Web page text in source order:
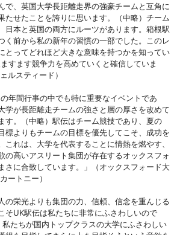
で、英国大学長距離走界の強豪チームと互角に
たせたことを誇りに思います。（中略）チーム
日本と英国の両方にルーツがあります。箱根駅
く前から私の新年の習慣の一部でした。このレ
とってどれほど大きな意味を持つかを知ってい
すます競争力を高めていくと確信していま
ルスティード）
年間行事の中でも特に重要なイベントであ
学が長距離走チームの強さと層の厚さを改めて
す。（中略）駅伝はチーム競技であり、夏の
標よりもチームの目標を優先してこそ、成功を
これは、大学を代表することに情熱を燃やす、
の高いアスリート集団が存在するオックスフォ
さに合致しています。」（オックスフォード大
ートニー）
栄光よりも集団の力、信頼、信念を重んじる
そUK駅伝は私たちに非常にふさわしいので
たちが国内トップクラスの大学にふさわしい